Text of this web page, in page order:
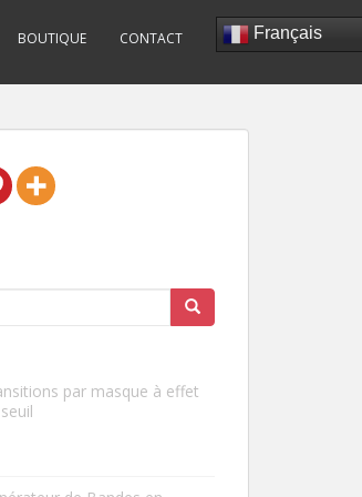
BOUTIQUE CONTACT Français
par masque à effet